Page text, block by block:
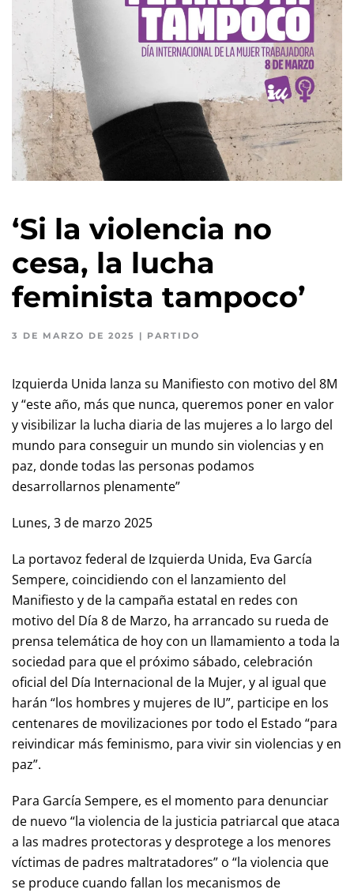
‘Si la violencia no
cesa, la lucha
feminista tampoco’
3 DE MARZO DE 2025 | PARTIDO
Izquierda Unida lanza su Manifiesto con motivo del 8M
y “este año, más que nunca, queremos poner en valor
y visibilizar la lucha diaria de las mujeres a lo largo del
mundo para conseguir un mundo sin violencias y en
paz, donde todas las personas podamos
desarrollarnos plenamente”
Lunes, 3 de marzo 2025
La portavoz federal de Izquierda Unida, Eva García
Sempere, coincidiendo con el lanzamiento del
Manifiesto y de la campaña estatal en redes con
motivo del Día 8 de Marzo, ha arrancado su rueda de
prensa telemática de hoy con un llamamiento a toda la
sociedad para que el próximo sábado, celebración
oficial del Día Internacional de la Mujer, y al igual que
harán “los hombres y mujeres de IU”, participe en los
centenares de movilizaciones por todo el Estado “para
reivindicar más feminismo, para vivir sin violencias y en
paz”.
Para García Sempere, es el momento para denunciar
de nuevo “la violencia de la justicia patriarcal que ataca
a las madres protectoras y desprotege a los menores
víctimas de padres maltratadores” o “la violencia que
se produce cuando fallan los mecanismos de